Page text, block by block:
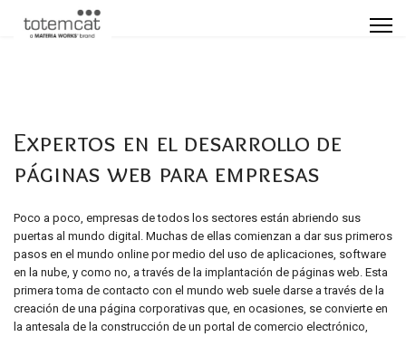
Expertos en el desarrollo de
páginas web para empresas
Poco a poco, empresas de todos los sectores están abriendo sus
puertas al mundo digital. Muchas de ellas comienzan a dar sus primeros
pasos en el mundo online por medio del uso de aplicaciones, software
en la nube, y como no, a través de la implantación de páginas web. Esta
primera toma de contacto con el mundo web suele darse a través de la
creación de una página corporativas que, en ocasiones, se convierte en
la antesala de la construcción de un portal de comercio electrónico,